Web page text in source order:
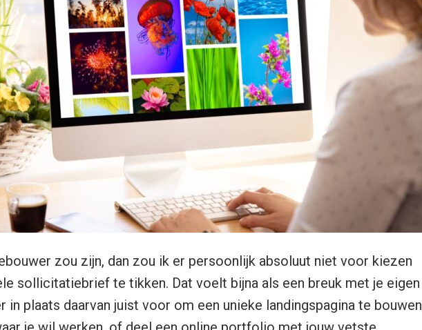
zou zijn, dan zou ik er persoonlijk absoluut niet voor kiezen
sollicitatiebrief te tikken. Dat voelt bijna als een breuk met je eigen
in plaats daarvan juist voor om een unieke landingspagina te bouwen